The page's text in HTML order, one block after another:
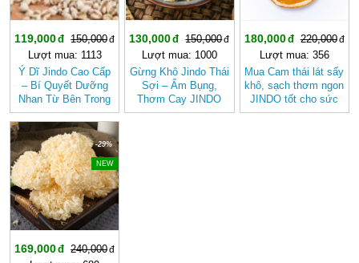
119,000
150,000
Lượt mua: 1113
Ý Dĩ Jindo Cao Cấp
– Bí Quyết Dưỡng
Nhan Từ Bên Trong
130,000
150,000
Lượt mua: 1000
Gừng Khô Jindo Thái
Sợi – Ấm Bụng,
Thơm Cay JINDO
180,000
220,000
Lượt mua: 356
Mua Cam thái lát sấy
khô, sạch thơm ngon
JINDO tốt cho sức
khỏe
-29%
NEW
169,000
240,000